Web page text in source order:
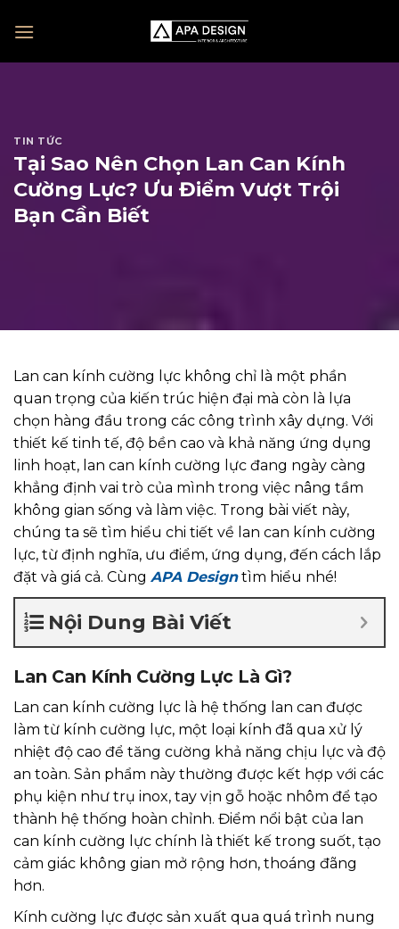
TIN TỨC
Tại Sao Nên Chọn Lan Can Kính
Cường Lực? Ưu Điểm Vượt Trội
Bạn Cần Biết
Lan can kính cường lực không chỉ là một phần
quan trọng của kiến trúc hiện đại mà còn là lựa
chọn hàng đầu trong các công trình xây dựng. Với
thiết kế tinh tế, độ bền cao và khả năng ứng dụng
linh hoạt, lan can kính cường lực đang ngày càng
khẳng định vai trò của mình trong việc nâng tầm
không gian sống và làm việc. Trong bài viết này,
chúng ta sẽ tìm hiểu chi tiết về lan can kính cường
lực, từ định nghĩa, ưu điểm, ứng dụng, đến cách lắp
đặt và giá cả. Cùng APA Designtìm hiểu nhé!
Nội Dung Bài Viết
Lan Can Kính Cường Lực Là Gì?
Lan can kính cường lực là hệ thống lan can được
làm từ kính cường lực, một loại kính đã qua xử lý
nhiệt độ cao để tăng cường khả năng chịu lực và độ
an toàn. Sản phẩm này thường được kết hợp với các
phụ kiện như trụ inox, tay vịn gỗ hoặc nhôm để tạo
thành hệ thống hoàn chỉnh. Điểm nổi bật của lan
can kính cường lực chính là thiết kế trong suốt, tạo
cảm giác không gian mở rộng hơn, thoáng đãng
hơn.
Kính cường lực được sản xuất qua quá trình nung